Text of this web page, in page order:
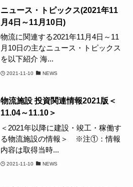
ニュース・トピックス(2021年11
月4日～11月10日)
物流に関連する2021年11月4日～11
月10日の主なニュース・トピックス
を以下紹介 海...
2021-11-10 NEWS
物流施設 投資関連情報2021版＜
11.04～11.10＞
＜2021年以降に建設・竣工・稼働す
る物流施設の情報＞ ※注①：情報
内容は取得当時...
2021-11-10 NEWS